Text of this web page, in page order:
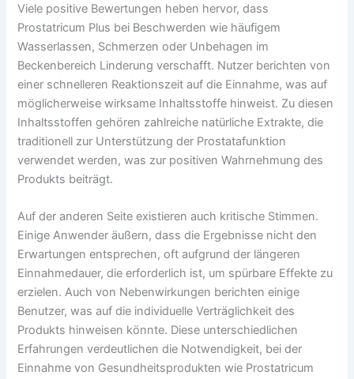
Viele positive Bewertungen heben hervor, dass
Prostatricum Plus bei Beschwerden wie häufigem
Wasserlassen, Schmerzen oder Unbehagen im
Beckenbereich Linderung verschafft. Nutzer berichten von
einer schnelleren Reaktionszeit auf die Einnahme, was auf
möglicherweise wirksame Inhaltsstoffe hinweist. Zu diesen
Inhaltsstoffen gehören zahlreiche natürliche Extrakte, die
traditionell zur Unterstützung der Prostatafunktion
verwendet werden, was zur positiven Wahrnehmung des
Produkts beiträgt.
Auf der anderen Seite existieren auch kritische Stimmen.
Einige Anwender äußern, dass die Ergebnisse nicht den
Erwartungen entsprechen, oft aufgrund der längeren
Einnahmedauer, die erforderlich ist, um spürbare Effekte zu
erzielen. Auch von Nebenwirkungen berichten einige
Benutzer, was auf die individuelle Verträglichkeit des
Produkts hinweisen könnte. Diese unterschiedlichen
Erfahrungen verdeutlichen die Notwendigkeit, bei der
Einnahme von Gesundheitsprodukten wie Prostatricum